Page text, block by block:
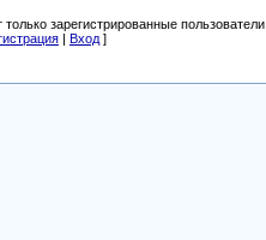
зарегистрированные пользователи.
| Вход ]